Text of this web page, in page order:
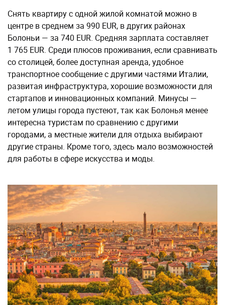
Снять квартиру с одной жилой комнатой можно в
центре в среднем за 990 EUR, в других районах
Болоньи — за 740 EUR. Средняя зарплата составляет
1 765 EUR. Среди плюсов проживания, если сравнивать
со столицей, более доступная аренда, удобное
транспортное сообщение с другими частями Италии,
развитая инфраструктура, хорошие возможности для
стартапов и инновационных компаний. Минусы —
летом улицы города пустеют, так как Болонья менее
интересна туристам по сравнению с другими
городами, а местные жители для отдыха выбирают
другие страны. Кроме того, здесь мало возможностей
для работы в сфере искусства и моды.